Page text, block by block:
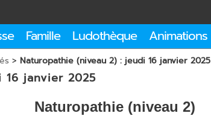
Famille Ludothèque Animations
> Naturopathie (niveau 2) : jeudi 16 janvier 2025
janvier 2025
Naturopathie (niveau 2)